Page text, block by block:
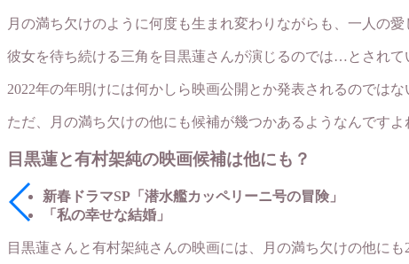
月の満ち欠けのように何度も生まれ変わりながらも、一人の
彼女を待ち続ける三角を目黒蓮さんが演じるのでは…とされて
2022年の年明けには何かしら映画公開とか発表されるのでは
ただ、月の満ち欠けの他にも候補が幾つかあるようなんですよ
目黒蓮と有村架純の映画候補は他にも？
新春ドラマSP「潜水艦カッペリーニ号の冒険」
「私の幸せな結婚」
目黒蓮さんと有村架純さんの映画には、月の満ち欠けの他にも